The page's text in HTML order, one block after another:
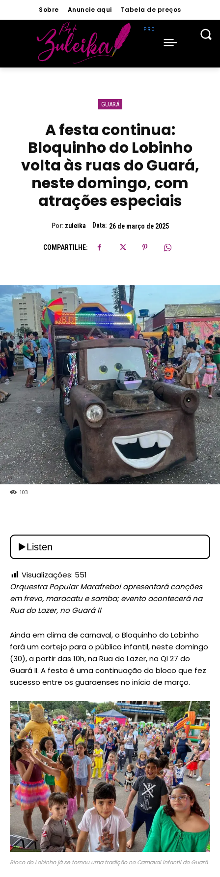
Sobre Anuncie aqui Tabela de preços
GUARÁ
A festa continua:
Bloquinho do Lobinho
volta às ruas do Guará,
neste domingo, com
atrações especiais
Por: zuleika Data: 26 de março de 2025
COMPARTILHE:
103
Visualizações: 551
Orquestra Popular Marafreboi apresentará canções
em frevo, maracatu e samba; evento acontecerá na
Rua do Lazer, no Guará II
Ainda em clima de carnaval, o Bloquinho do Lobinho
fará um cortejo para o público infantil, neste domingo
(30), a partir das 10h, na Rua do Lazer, na QI 27 do
Guará II. A festa é uma continuação do bloco que fez
sucesso entre os guaraenses no início de março.
Bloco do Lobinho já se tornou uma tradição no Carnaval infantil do Guará